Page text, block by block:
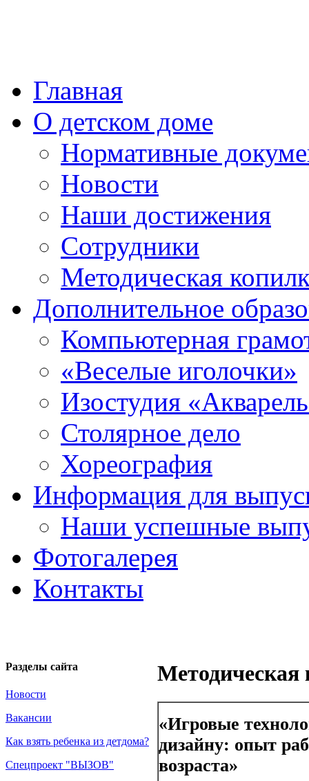
Главная
О детском доме
Нормативные
Новости
Наши достижения
Сотрудники
Методическая
Дополнительное
Компьютерная
«Веселые иголочки»
Изостудия
Столярное дело
Хореография
Информация для
Наши успешные
Фотогалерея
Контакты
Разделы сайта
Новости
Вакансии
Как взять ребенка из детдома?
Спецпроект "ВЫЗОВ"
Методическая
«Игровые
дизайну: опыт
возраста»